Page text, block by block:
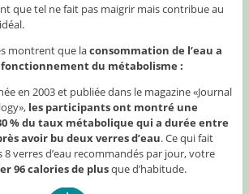
que tel ne fait pas maigrir mais contribue au
montrent que laconsommation de l’eau a
du métabolisme :
en 2003 et publiée dans le magazine «Journal
les participants ont montré une
% du taux métabolique qui a durée entre
avoir bu deux verres d’eau. Ce qui fait
8 verres d’eau recommandés par jour, votre
96 calories de plusque d’habitude.